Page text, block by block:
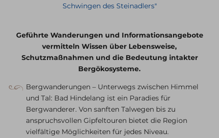
Schwingen des Steinadlers"
Geführte Wanderungen und Informationsangebote
vermitteln Wissen über Lebensweise,
Schutzmaßnahmen und die Bedeutung intakter
Bergökosysteme.
Bergwanderungen – Unterwegs zwischen Himmel
und Tal: Bad Hindelang ist ein Paradies für
Bergwanderer. Von sanften Talwegen bis zu
anspruchsvollen Gipfeltouren bietet die Region
vielfältige Möglichkeiten für jedes Niveau.